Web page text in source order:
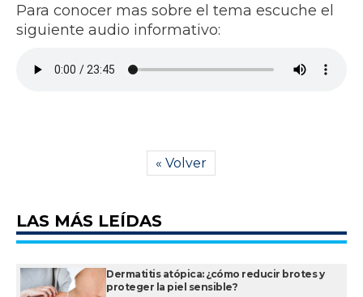
Para conocer mas sobre el tema escuche el
siguiente audio informativo:
« Volver
LAS MÁS LEÍDAS
Dermatitis atópica: ¿cómo reducir brotes y
proteger la piel sensible?